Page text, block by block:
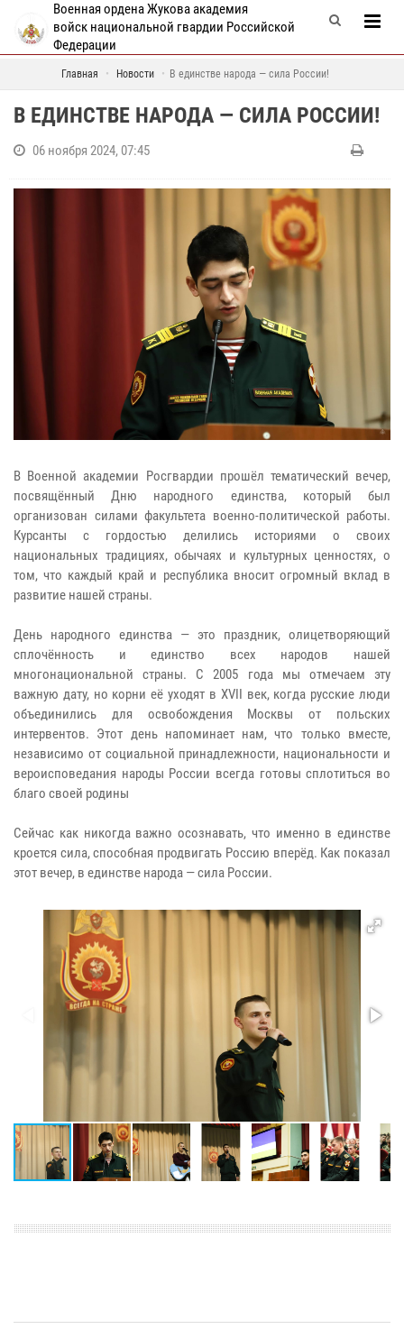
Военная ордена Жукова академия
войск национальной гвардии Российской
Федерации
Главная Новости В единстве народа — сила России!
В ЕДИНСТВЕ НАРОДА — СИЛА РОССИИ!
06 ноября 2024, 07:45
В Военной академии Росгвардии прошёл тематический вечер,
посвящённый Дню народного единства, который был
организован силами факультета военно-политической работы.
Курсанты с гордостью делились историями о своих
национальных традициях, обычаях и культурных ценностях, о
том, что каждый край и республика вносит огромный вклад в
развитие нашей страны.
День народного единства — это праздник, олицетворяющий
сплочённость и единство всех народов нашей
многонациональной страны. С 2005 года мы отмечаем эту
важную дату, но корни её уходят в XVII век, когда русские люди
объединились для освобождения Москвы от польских
интервентов. Этот день напоминает нам, что только вместе,
независимо от социальной принадлежности, национальности и
вероисповедания народы России всегда готовы сплотиться во
благо своей родины
Сейчас как никогда важно осознавать, что именно в единстве
кроется сила, способная продвигать Россию вперёд. Как показал
этот вечер, в единстве народа — сила России.